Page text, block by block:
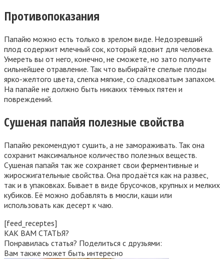
Противопоказания
Папайю можно есть только в зрелом виде. Недозревший
плод содержит млечный сок, который ядовит для человека.
Умереть вы от него, конечно, не сможете, но зато получите
сильнейшее отравление. Так что выбирайте спелые плоды
ярко-желтого цвета, слегка мягкие, со сладковатым запахом.
На папайе не должно быть никаких тёмных пятен и
повреждений.
Сушеная папайя полезные свойства
Папайю рекомендуют сушить, а не замораживать. Так она
сохранит максимальное количество полезных веществ.
Сушеная папайя так же сохраняет свои ферментивные и
жиросжигательные свойства. Она продаётся как на развес,
так и в упаковках. Бывает в виде брусочков, крупных и мелких
кубиков. Её можно добавлять в мюсли, каши или
использовать как десерт к чаю.
[feed_receptes]
КАК ВАМ СТАТЬЯ?
Понравилась статья? Поделиться с друзьями:
Вам также может быть интересно